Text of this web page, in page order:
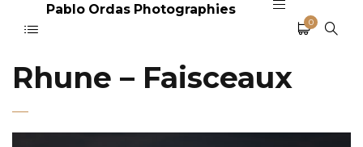
Pablo Ordas Photographies
0
Rhune – Faisceaux